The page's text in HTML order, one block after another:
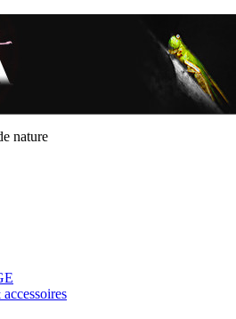
nature